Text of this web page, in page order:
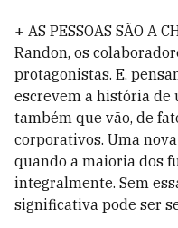
+ AS PESSOAS SÃO A
Randon, os
protagonistas. E,
escrevem a história de
também que vão, de
corporativos. Uma
quando a maioria dos
integralmente. Sem
significativa pode ser